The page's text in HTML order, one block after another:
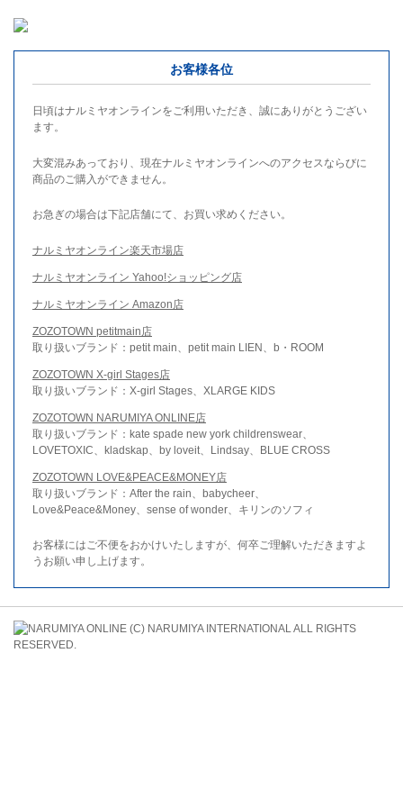
お客様各位
日頃はナルミヤオンラインをご利用いただき、誠にありがとうござい
ます。
大変混みあっており、現在ナルミヤオンラインへのアクセスならびに
商品のご購入ができません。
お急ぎの場合は下記店舗にて、お買い求めください。
ナルミヤオンライン楽天市場店
ナルミヤオンライン Yahoo!ショッピング店
ナルミヤオンライン Amazon店
ZOZOTOWN petitmain店
取り扱いブランド：petit main、petit main LIEN、b・ROOM
ZOZOTOWN X-girl Stages店
取り扱いブランド：X-girl Stages、XLARGE KIDS
ZOZOTOWN NARUMIYA ONLINE店
取り扱いブランド：kate spade new york childrenswear、
LOVETOXIC、kladskap、by loveit、Lindsay、BLUE CROSS
ZOZOTOWN LOVE&PEACE&MONEY店
取り扱いブランド：After the rain、babycheer、
Love&Peace&Money、sense of wonder、キリンのソフィ
お客様にはご不便をおかけいたしますが、何卒ご理解いただきますよ
うお願い申し上げます。